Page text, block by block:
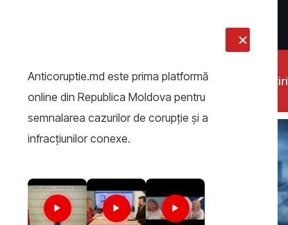
Știri
Anticoruptie.md este prima platformă
online din Republica Moldova pentru
semnalarea cazurilor de corupţie şi a
infracţiunilor conexe.